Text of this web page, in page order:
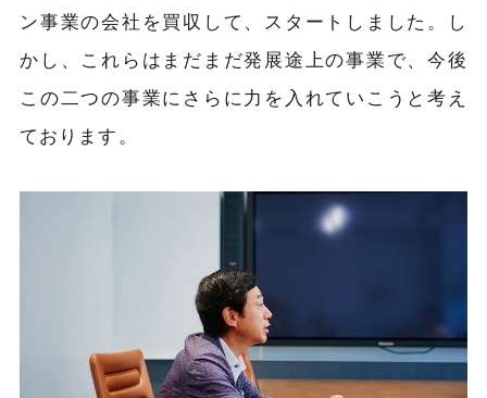
ン事業の会社を買収して、スタートしました。し
かし、これらはまだまだ発展途上の事業で、今後
この二つの事業にさらに力を入れていこうと考え
ております。